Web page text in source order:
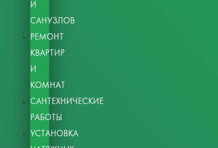
И
САНУЗЛОВ
РЕМОНТ
КВАРТИР
И
КОМНАТ
САНТЕХНИЧЕСКИЕ
РАБОТЫ
УСТАНОВКА